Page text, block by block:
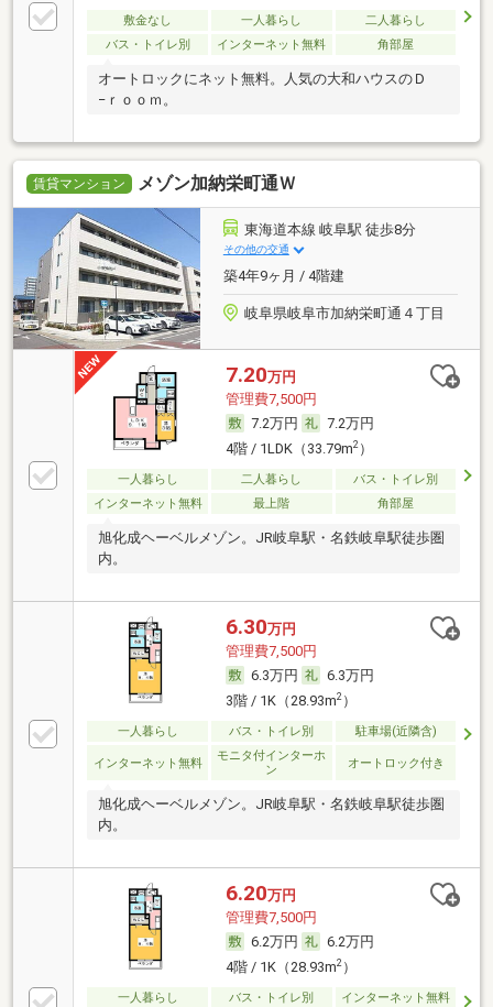
敷金なし 一人暮らし
二人暮らし
バス・トイレ別
インターネット無料 角部屋
オートロックにネット無料。人気の大和ハウスのＤ
−ｒｏｏｍ。
賃貸マンション メゾン加納栄町通Ｗ
東海道本線 岐阜駅 徒歩8分
その他の交通
築4年9ヶ月 / 4階建
岐阜県岐阜市加納栄町通４丁目
7.20万円
管理費7,500円
7.2万円
7.2万円
4階 / 1LDK（33.79m2）
一人暮らし 二人暮らし
バス・トイレ別
インターネット無料
最上階 角部屋
旭化成ヘーベルメゾン。JR岐阜駅・名鉄岐阜駅徒歩圏
内。
6.30万円
管理費7,500円
6.3万円
6.3万円
3階 / 1K（28.93m2）
一人暮らし バス・トイレ別 駐車場(近隣含)
インターネット無料
モニタ付インターホ
ン
オートロック付き
旭化成ヘーベルメゾン。JR岐阜駅・名鉄岐阜駅徒歩圏
内。
6.20万円
管理費7,500円
6.2万円
6.2万円
4階 / 1K（28.93m2）
一人暮らし バス・トイレ別 インターネット無料